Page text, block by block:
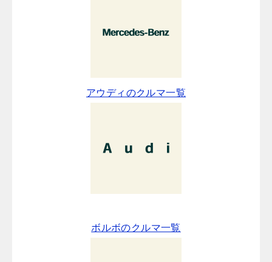
アウディのクルマ一覧
ボルボのクルマ一覧